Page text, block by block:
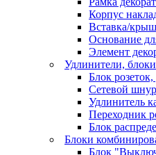
Корпус
Вставка/
Основание
Элемент
Удлинители, блоки
Блок
Сетевой
Удлинитель
Переходник
Блок
Блоки
Блок